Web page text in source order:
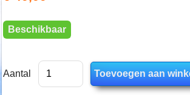
Beschikbaar
Aantal